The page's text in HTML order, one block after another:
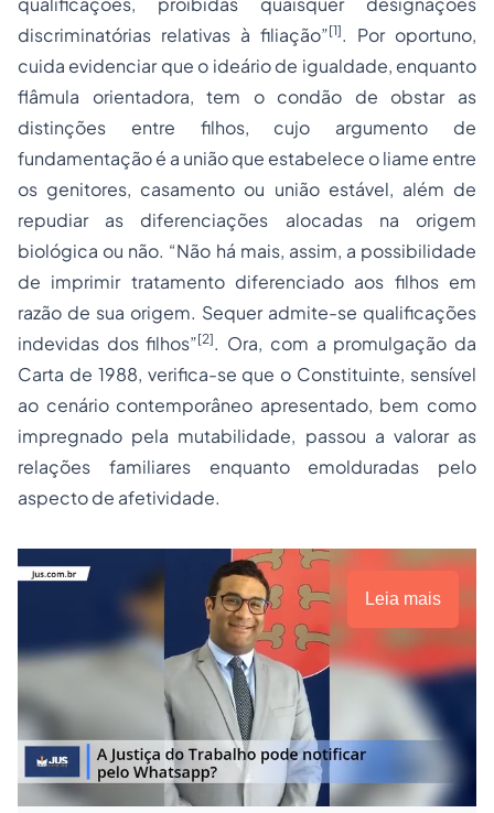
discriminatórias relativas à filiação”[1]. Por oportuno,
cuida evidenciar que o ideário de igualdade, enquanto
flâmula orientadora, tem o condão de obstar as
distinções entre filhos, cujo argumento de
fundamentação é a união que estabelece o liame entre
os genitores, casamento ou união estável, além de
repudiar as diferenciações alocadas na origem
biológica ou não. “Não há mais, assim, a possibilidade
de imprimir tratamento diferenciado aos filhos em
razão de sua origem. Sequer admite-se qualificações
indevidas dos filhos”[2]. Ora, com a promulgação da
Carta de 1988, verifica-se que o Constituinte, sensível
ao cenário contemporâneo apresentado, bem como
impregnado pela mutabilidade, passou a valorar as
relações familiares enquanto emolduradas pelo
aspecto de afetividade.
Leia mais